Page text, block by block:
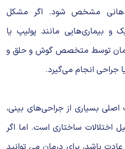
دهانی مشخص شود. اگر مشکل
و بیماری‌هایی مانند پولیپ یا
درمان توسط متخصص گوش و حلق و
جراحی انجام می‌گیرد.
بسیاری از جراحی‌های بینی،
ساختاری است. اما اگر